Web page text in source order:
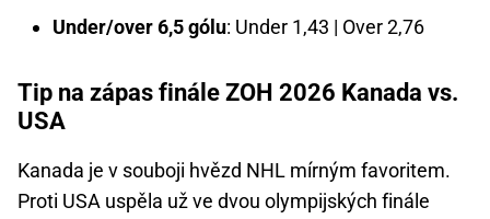
Under/over 6,5 gólu: Under 1,43 | Over 2,76
Tip na zápas finále ZOH 2026 Kanada vs.
USA
Kanada je v souboji hvězd NHL mírným favoritem.
Proti USA uspěla už ve dvou olympijských finále